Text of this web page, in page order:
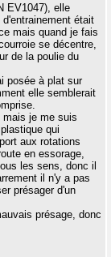
EV1047), elle
était
mais quand je fais
se décentre,
de la poulie du
posée à plat sur
elle semblerait
mais je me suis
qui
aux rotations
en essorage,
les sens, donc il
il n'y a pas
présager d'un
présage, donc